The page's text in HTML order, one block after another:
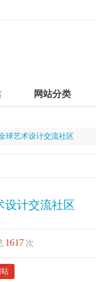
网站分类
球艺术设计交流社区
设计交流社区
1617 次